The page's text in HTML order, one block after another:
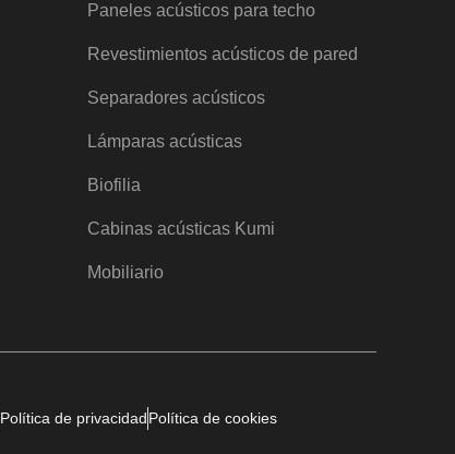
Paneles acústicos para techo
Revestimientos acústicos de pared
Separadores acústicos
Lámparas acústicas
Biofilia
Cabinas acústicas Kumi
Mobiliario
Política de privacidadPolítica de cookies